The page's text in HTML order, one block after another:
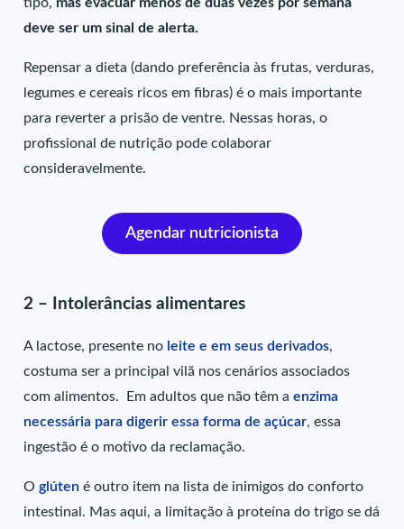
deve ser um sinal de alerta.
Repensar a dieta (dando preferência às frutas, verduras,
legumes e cereais ricos em fibras) é o mais importante
para reverter a prisão de ventre. Nessas horas, o
profissional de nutrição pode colaborar
consideravelmente.
Agendar nutricionista
2 – Intolerâncias alimentares
A lactose, presente no leite e em seus derivados,
costuma ser a principal vilã nos cenários associados
com alimentos. Em adultos que não têm aenzima
necessária para digerir essa forma de açúcar, essa
ingestão é o motivo da reclamação.
Oglúten é outro item na lista de inimigos do conforto
intestinal. Mas aqui, a limitação à proteína do trigo se dá